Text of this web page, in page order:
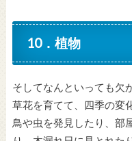
10．植物
そしてなんといっても欠
草花を育てて、四季の変
鳥や虫を発見したり、部